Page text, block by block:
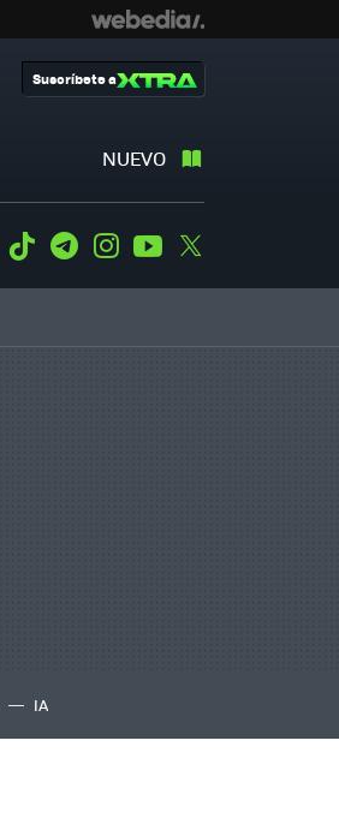
NUEVO
Suscríbete a
WhatsApp
Tiktok TelegramInstagramYoutube
IA